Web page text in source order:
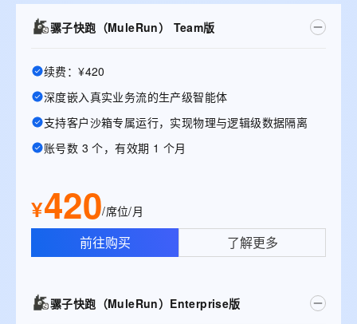
骡子快跑（MuleRun） Team版
续费：¥420
深度嵌入真实业务流的生产级智能体
支持客户沙箱专属运行，实现物理与逻辑级数据隔离
账号数 3 个，有效期 1 个月
¥420/席位/月
前往购买 了解更多
骡子快跑（MuleRun）Enterprise版